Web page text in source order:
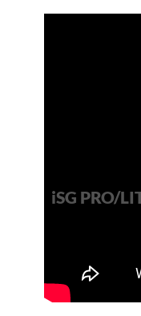
iSG PRO/